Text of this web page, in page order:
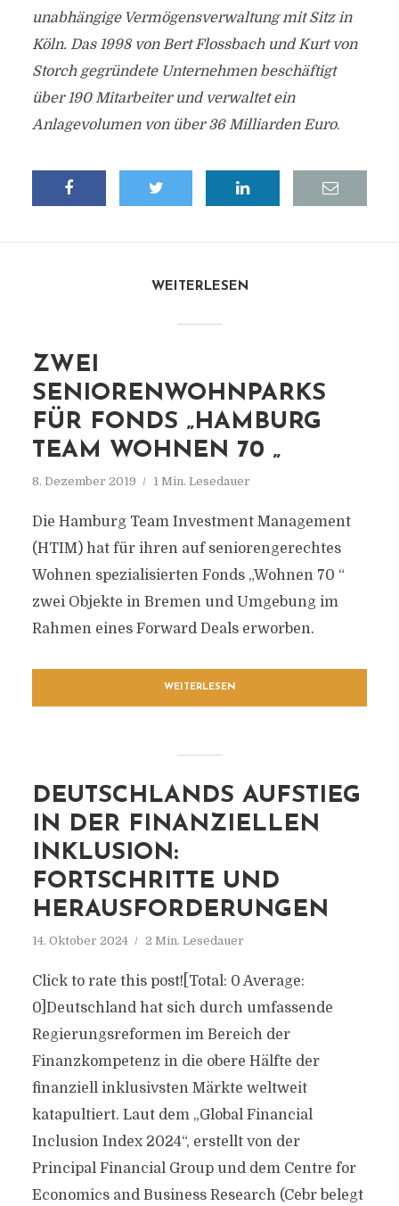
unabhängige Vermögensverwaltung mit Sitz in
Köln. Das 1998 von Bert Flossbach und Kurt von
Storch gegründete Unternehmen beschäftigt
über 190 Mitarbeiter und verwaltet ein
Anlagevolumen von über 36 Milliarden Euro.
WEITERLESEN
ZWEI
SENIORENWOHNPARKS
FÜR FONDS „HAMBURG
TEAM WOHNEN 70 „
8. Dezember 2019 1 Min. Lesedauer
Die Hamburg Team Investment Management
(HTIM) hat für ihren auf seniorengerechtes
Wohnen spezialisierten Fonds „Wohnen 70 “
zwei Objekte in Bremen und Umgebung im
Rahmen eines Forward Deals erworben.
WEITERLESEN
DEUTSCHLANDS AUFSTIEG
IN DER FINANZIELLEN
INKLUSION:
FORTSCHRITTE UND
HERAUSFORDERUNGEN
14. Oktober 2024 2 Min. Lesedauer
Click to rate this post![Total: 0 Average:
0]Deutschland hat sich durch umfassende
Regierungsreformen im Bereich der
Finanzkompetenz in die obere Hälfte der
finanziell inklusivsten Märkte weltweit
katapultiert. Laut dem „Global Financial
Inclusion Index 2024“, erstellt von der
Principal Financial Group und dem Centre for
Economics and Business Research (Cebr belegt